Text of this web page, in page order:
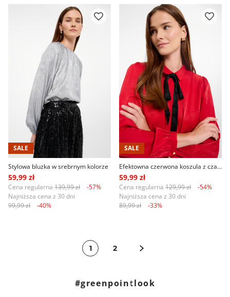
SALE
Stylowa bluzka w srebrnym kolorze
59,99 zł
Cena regularna 139,99 zł
-57%
Najniższa cena z 30 dni
99,99 zł
-40%
SALE
Efektowna czerwona koszula z czarnym wiązaniem
59,99 zł
Cena regularna 129,99 zł
-54%
Najniższa cena z 30 dni
89,99 zł
-33%
1 2
#greenpointlook